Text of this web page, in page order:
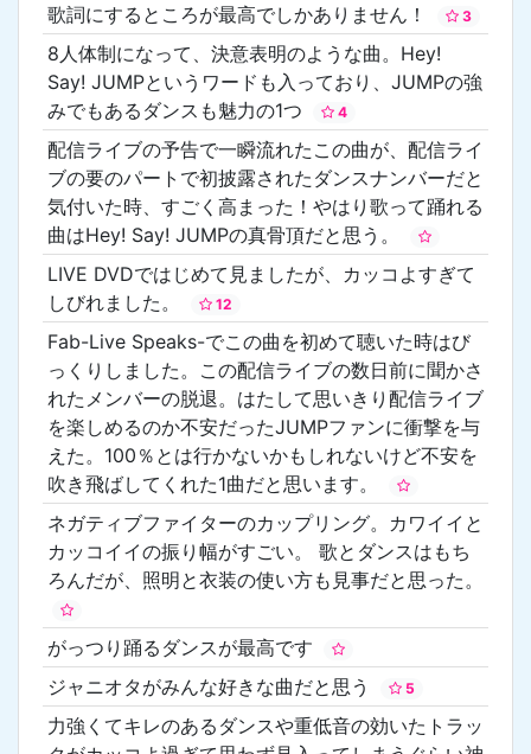
歌詞にするところが最高でしかありません！
3
8人体制になって、決意表明のような曲。Hey!
Say! JUMPというワードも入っており、JUMPの強
みでもあるダンスも魅力の1つ
4
配信ライブの予告で一瞬流れたこの曲が、配信ライ
ブの要のパートで初披露されたダンスナンバーだと
気付いた時、すごく高まった！やはり歌って踊れる
曲はHey! Say! JUMPの真骨頂だと思う。
LIVE DVDではじめて見ましたが、カッコよすぎて
しびれました。
12
Fab-Live Speaks-でこの曲を初めて聴いた時はび
っくりしました。この配信ライブの数日前に聞かさ
れたメンバーの脱退。はたして思いきり配信ライブ
を楽しめるのか不安だったJUMPファンに衝撃を与
えた。100％とは行かないかもしれないけど不安を
吹き飛ばしてくれた1曲だと思います。
ネガティブファイターのカップリング。カワイイと
カッコイイの振り幅がすごい。 歌とダンスはもち
ろんだが、照明と衣装の使い方も見事だと思った。
がっつり踊るダンスが最高です
ジャニオタがみんな好きな曲だと思う
5
力強くてキレのあるダンスや重低音の効いたトラッ